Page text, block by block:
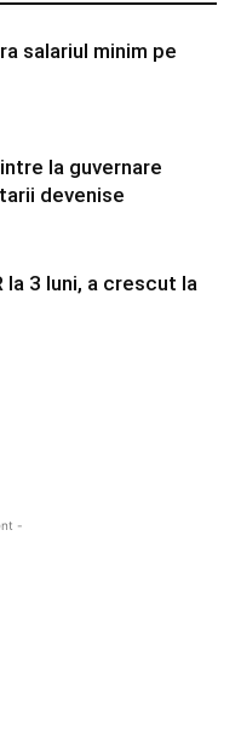
salariul minim pe
la guvernare
devenise
la 3 luni, a crescut la
-